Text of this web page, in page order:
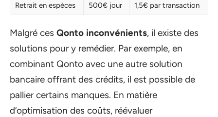
Retrait en espèces
500€ jour 1,5€ par transaction
Malgré ces Qonto inconvénients, il existe des
solutions pour y remédier. Par exemple, en
combinant Qonto avec une autre solution
bancaire offrant des crédits, il est possible de
pallier certains manques. En matière
d’optimisation des coûts, réévaluer